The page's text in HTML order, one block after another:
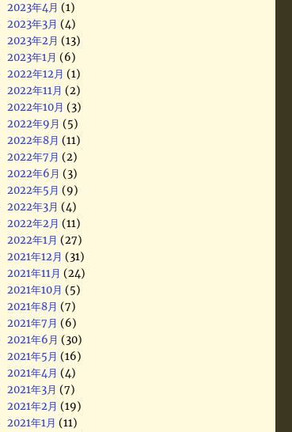
タラオ','ペット':'タマ'}
2023年4月 (1)
2023年3月 (4)
2023年2月 (13)
2023年1月 (6)
2022年12月 (1)
2022年11月 (2)
2022年10月 (3)
2022年9月 (5)
2022年8月 (11)
2022年7月 (2)
2022年6月 (3)
2022年5月 (9)
2022年3月 (4)
2022年2月 (11)
2022年1月 (27)
2021年12月 (31)
2021年11月 (24)
2021年10月 (5)
2021年8月 (7)
2021年7月 (6)
2021年6月 (30)
2021年5月 (16)
2021年4月 (4)
2021年3月 (7)
2021年2月 (19)
2021年1月 (11)